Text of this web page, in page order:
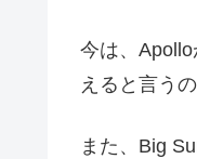
今は、
えると言う
また、Big